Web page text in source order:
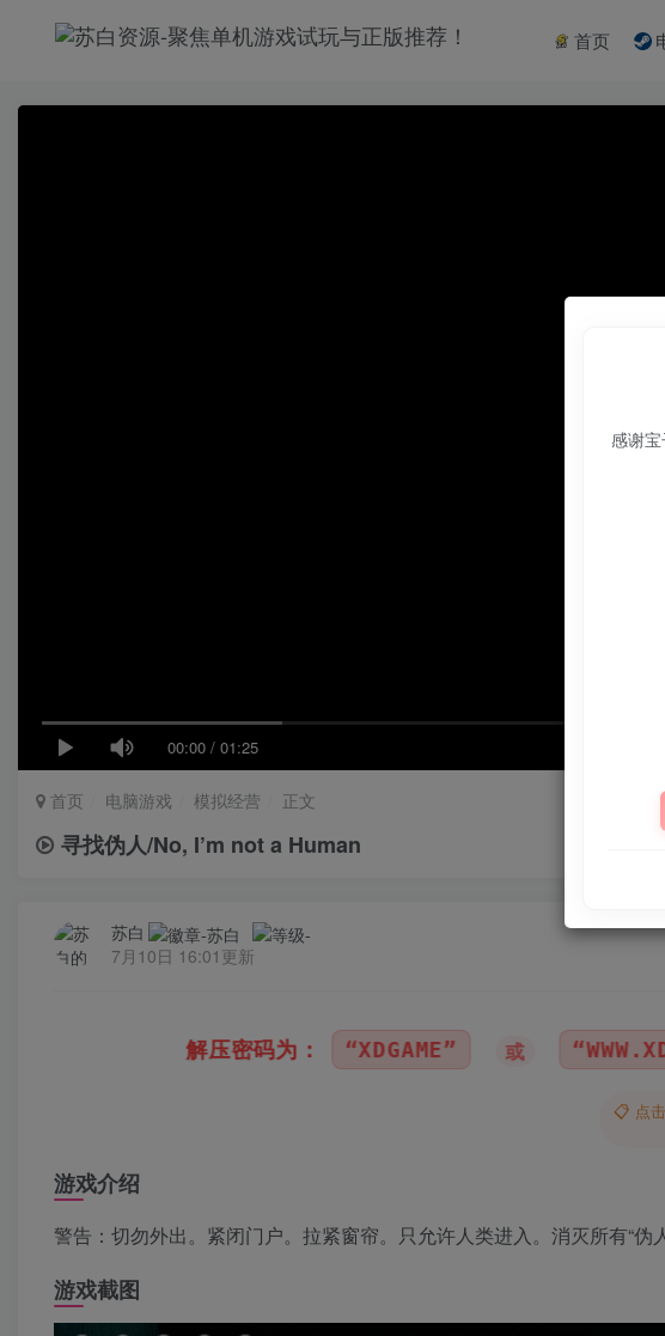
首页
00:00 / 01:25
首页 电脑游戏 模拟经营 正文
寻找伪人/No, I’m not a Human
苏白
7月10日 16:01更新
“XDGAME” 或 “WWW.XDGAME.COM” 或
📋 点
游戏介绍
警告：切勿外出。紧闭门户。拉紧窗帘。只允许人类进入。消灭所有“伪
游戏截图
感谢